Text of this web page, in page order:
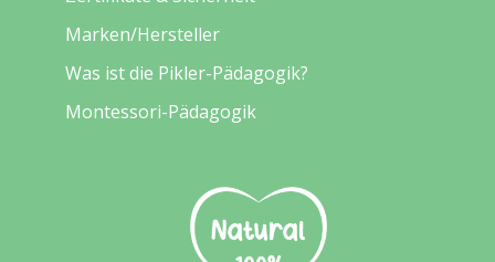
Marken/Hersteller
Was ist die Pikler-Pädagogik?
Montessori-Pädagogik